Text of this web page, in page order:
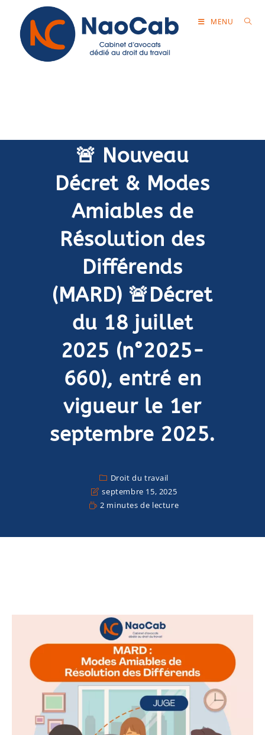
MENU
🚨 Nouveau
Décret & Modes
Amiables de
Résolution des
Différends
(MARD) 🚨Décret
du 18 juillet
2025 (n°2025-
660), entré en
vigueur le 1er
septembre 2025.
Droit du travail
septembre 15, 2025
2 minutes de lecture